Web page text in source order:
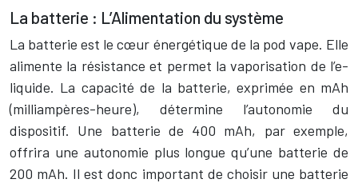
La batterie : L’Alimentation du système
La batterie est le cœur énergétique de la pod vape. Elle
alimente la résistance et permet la vaporisation de l’e-
liquide. La capacité de la batterie, exprimée en mAh
(milliampères-heure), détermine l’autonomie du
dispositif. Une batterie de 400 mAh, par exemple,
offrira une autonomie plus longue qu’une batterie de
200 mAh. Il est donc important de choisir une batterie